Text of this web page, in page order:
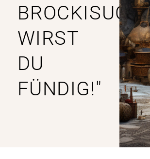
WIRST
DU
FÜNDIG!"